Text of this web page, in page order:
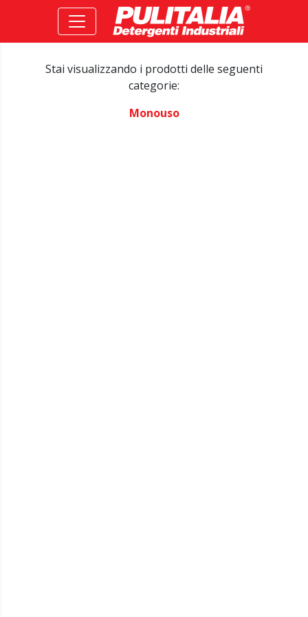
Stai visualizzando i prodotti delle seguenti
categorie:
Monouso